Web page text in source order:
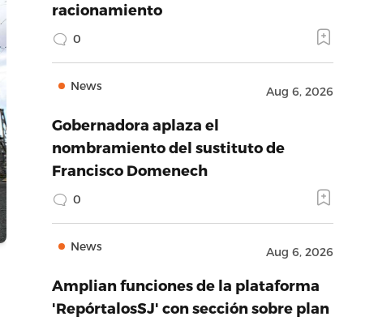
racionamiento
0
News Aug 6, 2026
Gobernadora aplaza el
nombramiento del sustituto de
Francisco Domenech
0
News Aug 6, 2026
Amplian funciones de la plataforma
'RepórtalosSJ' con sección sobre plan